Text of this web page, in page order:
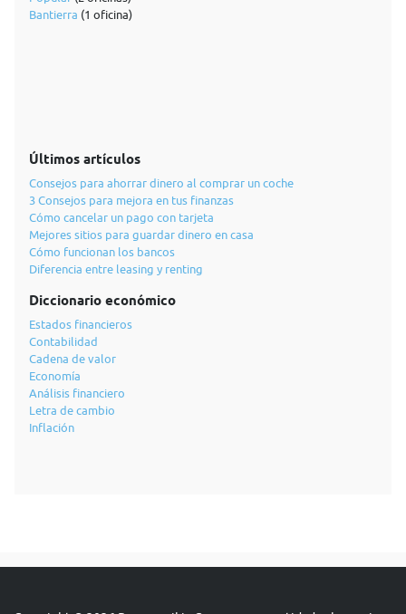
Bantierra (1 oficina)
Últimos artículos
Consejos para ahorrar dinero al comprar un coche
3 Consejos para mejora en tus finanzas
Cómo cancelar un pago con tarjeta
Mejores sitios para guardar dinero en casa
Cómo funcionan los bancos
Diferencia entre leasing y renting
Diccionario económico
Estados financieros
Contabilidad
Cadena de valor
Economía
Análisis financiero
Letra de cambio
Inflación